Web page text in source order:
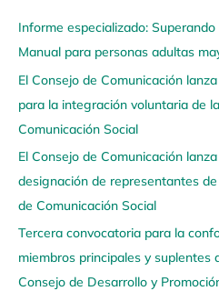
Informe especializado:
Manual para personas adultas
El Consejo de Comunicación
para la integración voluntaria de
Comunicación Social
El Consejo de Comunicación
designación de representantes
de Comunicación Social
Tercera convocatoria para la
miembros principales y suplentes
Consejo de Desarrollo y
v
e
g
a
a
q
u
í